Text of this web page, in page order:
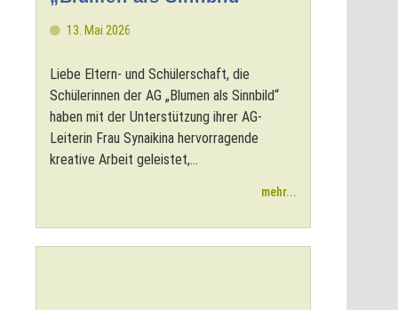
13. Mai 2026
Liebe Eltern- und Schülerschaft, die
Schülerinnen der AG „Blumen als Sinnbild“
haben mit der Unterstützung ihrer AG-
Leiterin Frau Synaikina hervorragende
kreative Arbeit geleistet,...
mehr...